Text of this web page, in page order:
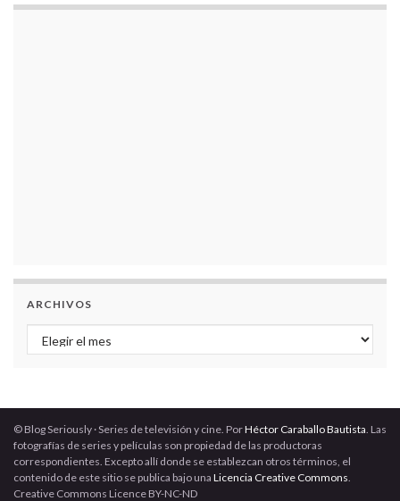
ARCHIVOS
Archivos
© Blog Seriously · Series de televisión y cine. PorHéctor Caraballo Bautista . Las
fotografías de series y películas son propiedad de las productoras
correspondientes. Excepto allí donde se establezcan otros términos, el
contenido de este sitio se publica bajo una Licencia Creative Commons
Creative Commons Licence BY-NC-ND